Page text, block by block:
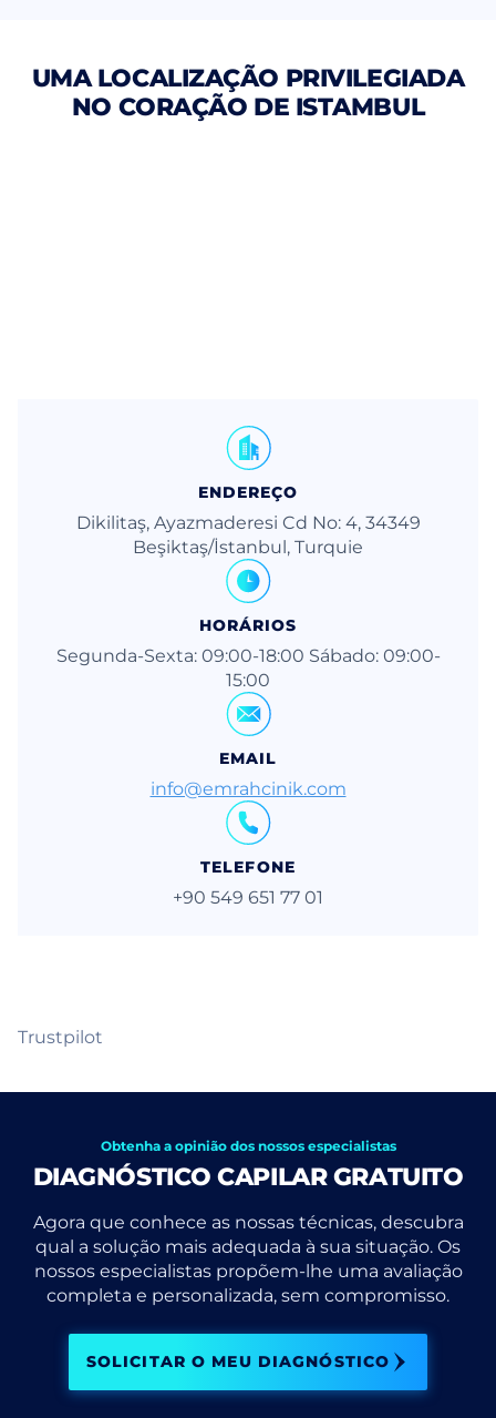
UMA LOCALIZAÇÃO PRIVILEGIADA
NO CORAÇÃO DE ISTAMBUL
ENDEREÇO
Dikilitaş, Ayazmaderesi Cd No: 4, 34349
Beşiktaş/İstanbul, Turquie
HORÁRIOS
Segunda-Sexta: 09:00-18:00 Sábado: 09:00-
15:00
EMAIL
info@emrahcinik.com
TELEFONE
+90 549 651 77 01
Trustpilot
Obtenha a opinião dos nossos especialistas
DIAGNÓSTICO CAPILAR GRATUITO
Agora que conhece as nossas técnicas, descubra
qual a solução mais adequada à sua situação. Os
nossos especialistas propõem-lhe uma avaliação
completa e personalizada, sem compromisso.
SOLICITAR O MEU DIAGNÓSTICO